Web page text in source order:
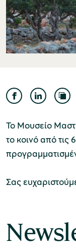
Μουσείο
Λέσβου
Το Μουσείο
το κοινό από
Σας